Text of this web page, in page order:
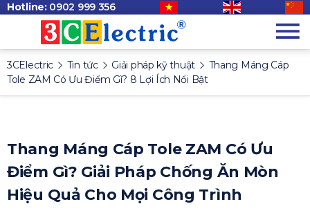
Hotline: 0902 999 356
3CElectric Tin tức Giải pháp kỹ thuật
Thang Máng Cáp
Tole ZAM Có Ưu Điểm Gì? 8 Lợi Ích Nổi Bật
Thang Máng Cáp Tole ZAM Có Ưu
Điểm Gì? Giải Pháp Chống Ăn Mòn
Hiệu Quả Cho Mọi Công Trình